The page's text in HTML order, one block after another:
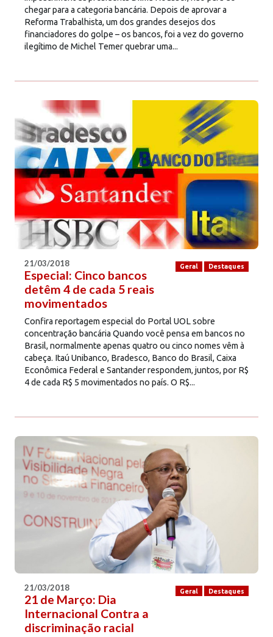
chegar para a categoria bancária. Depois de aprovar a
Reforma Trabalhista, um dos grandes desejos dos
financiadores do golpe – os bancos, foi a vez do governo
ilegítimo de Michel Temer quebrar uma...
Geral Destaques
21/03/2018
Especial: Cinco bancos
detêm 4 de cada 5 reais
movimentados
Confira reportagem especial do Portal UOL sobre
concentração bancária Quando você pensa em bancos no
Brasil, normalmente apenas quatro ou cinco nomes vêm à
cabeça. Itaú Unibanco, Bradesco, Banco do Brasil, Caixa
Econômica Federal e Santander respondem, juntos, por R$
4 de cada R$ 5 movimentados no país. O R$...
Geral Destaques
21/03/2018
21 de Março: Dia
Internacional Contra a
discriminação racial